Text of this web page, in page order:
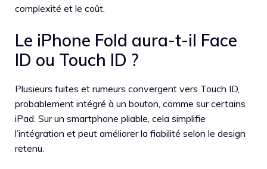
complexité et le coût.
Le iPhone Fold aura-t-il Face
ID ou Touch ID ?
Plusieurs fuites et rumeurs convergent vers Touch ID,
probablement intégré à un bouton, comme sur certains
iPad. Sur un smartphone pliable, cela simplifie
l’intégration et peut améliorer la fiabilité selon le design
retenu.